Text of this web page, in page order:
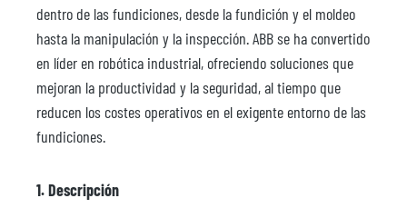
dentro de las fundiciones, desde la fundición y el moldeo
hasta la manipulación y la inspección. ABB se ha convertido
en líder en robótica industrial, ofreciendo soluciones que
mejoran la productividad y la seguridad, al tiempo que
reducen los costes operativos en el exigente entorno de las
fundiciones.
1. Descripción